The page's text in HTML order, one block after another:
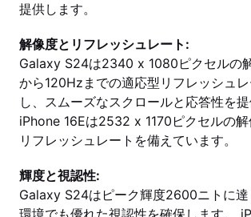
提供します。
解像度とリフレッシュレート:
Galaxy S24は2340 x 1080ピクセルの
から120Hzまでの適応型リフレッシュ
し、スムーズなスクロールと応答性を提
iPhone 16Eは2532 x 1170ピクセルの
リフレッシュレートを備えています。
輝度と視認性:
Galaxy S24はピーク輝度2600ニトに
環境でも優れた視認性を確保します。